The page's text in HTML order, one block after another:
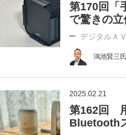
第170回「
で驚きの立
デジタルＡ
鴻池賢三
2025.02.21
第162回
Bluetooth